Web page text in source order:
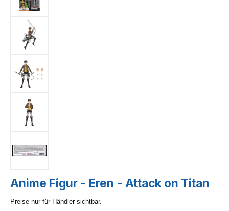
Anime Figur - Eren - Attack on Titan
Preise nur für Händler sichtbar.